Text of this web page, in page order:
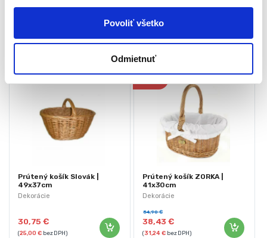
Povoliť všetko
Odmietnuť
Súvisiace produkty
Dekorácie
Prútený košík Slovák |
49x37cm
30,75€
(25,00€bez DPH)
Dekorácie
Prútený košík ZORKA |
41x30cm
38,43€
54,90€
(31,24€bez DPH)